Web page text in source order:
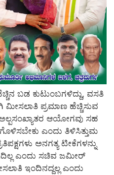
ಬಡ ಕುಟುಂಬಗಳಿದ್ದು, ವಸತಿ
ಮೀಸಲಾತಿ ಪ್ರಮಾಣ ಹೆಚ್ಚಿಸುವ
ಅಲ್ಪಸಂಖ್ಯಾತರ ಆಯೋಗವು ಸಹ
ಎಂದು ತಿಳಿಸಿತ್ತುಮ
ಅನಗತ್ಯ ಟೀಕೆಗಳನ್ನು
ಎಂದು ಸಚಿವ ಜಮೀರ್
ಇಂದಿನದ್ದಲ್ಲ ಎಂದು